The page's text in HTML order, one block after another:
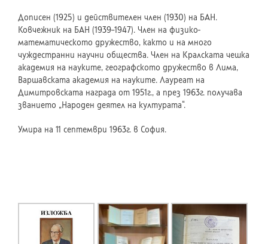
Дописен (1925) и действителен член (1930) на БАН.
Ковчежник на БАН (1939–1947). Член на физико-
математическото дружество, както и на много
чуждестранни научни общества. Член на Кралската чешка
академия на науките, географското дружество в Лима,
Варшавската академия на науките. Лауреат на
Димитровската награда от 1951г., а през 1963г. получава
званието „Народен деятел на културата“.
Умира на 11 септември 1963г. в София.